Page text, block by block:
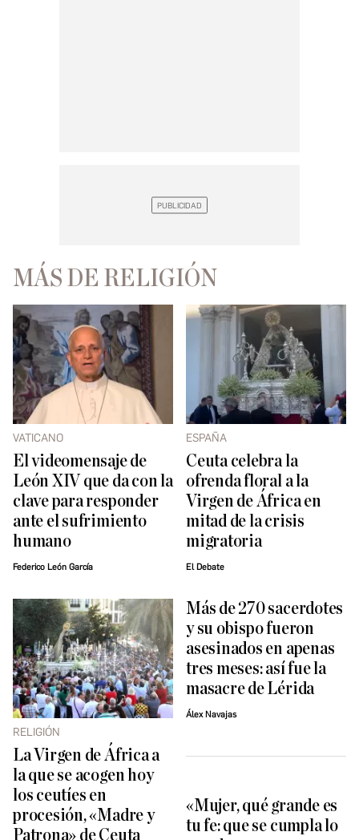
MÁS DE RELIGIÓN
VATICANO
El videomensaje de
León XIV que da con la
clave para responder
ante el sufrimiento
humano
Federico León García
ESPAÑA
Ceuta celebra la
ofrenda floral a la
Virgen de África en
mitad de la crisis
migratoria
El Debate
RELIGIÓN
La Virgen de África a
la que se acogen hoy
los ceutíes en
procesión, «Madre y
Patrona» de Ceuta
Más de 270 sacerdotes
y su obispo fueron
asesinados en apenas
tres meses: así fue la
masacre de Lérida
Álex Navajas
«Mujer, qué grande es
tu fe: que se cumpla lo